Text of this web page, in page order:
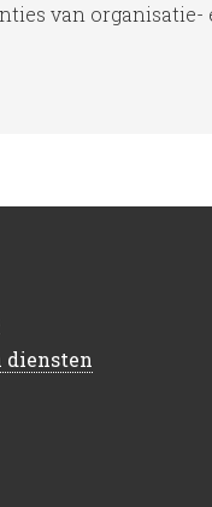
van organisatie-
diensten